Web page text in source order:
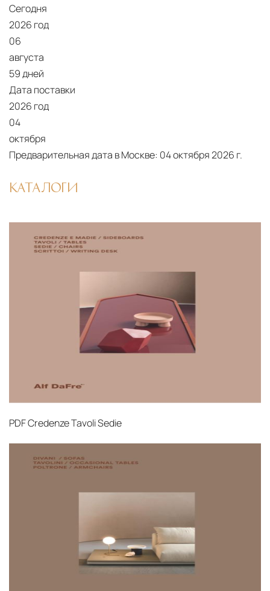
Сегодня
2026 год
06
августа
59 дней
Дата поставки
2026 год
04
октября
Предварительная дата в Москве: 04 октября 2026 г.
КАТАЛОГИ
PDFCredenze Tavoli Sedie